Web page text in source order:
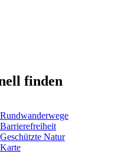
finden
Rundwanderwege
Barrierefreiheit
Geschützte Natur
Karte